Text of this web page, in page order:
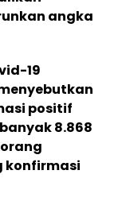
angka
19
positif
8.868
konfirmasi